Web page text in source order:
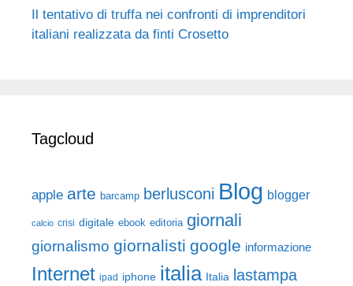
Il tentativo di truffa nei confronti di imprenditori
italiani realizzata da finti Crosetto
Tagcloud
apple arte barcamp berlusconi Blog blogger
calcio crisi digitale ebook editoria giornali
giornalismo giornalisti google informazione
Internet ipad iphone italia Italia lastampa